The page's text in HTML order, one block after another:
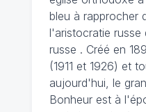
bleu à rapprocher
l'aristocratie russe
russe . Créé en
(1911 et 1926) et
aujourd'hui, le
Bonheur est à